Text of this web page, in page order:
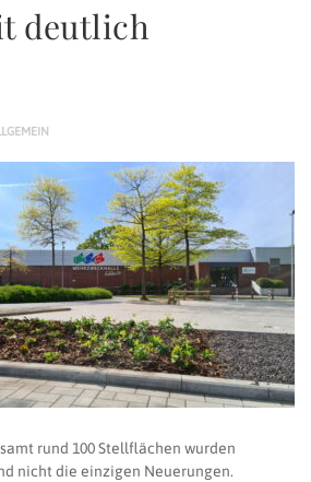
deutlich
rund 100 Stellflächen wurden
nicht die einzigen Neuerungen.